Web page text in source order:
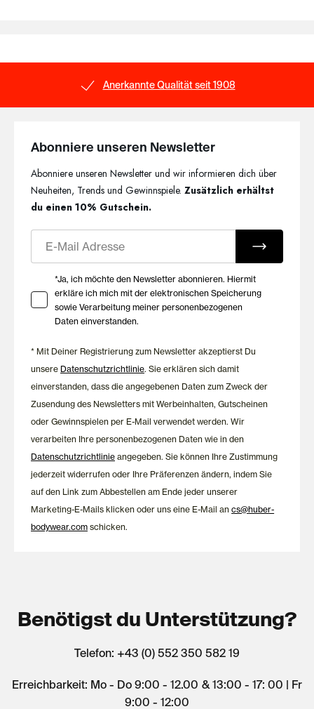
Anerkannte Qualität seit 1908
Abonniere unseren Newsletter
Abonniere unseren Newsletter und wir informieren dich über
Neuheiten, Trends und Gewinnspiele.Zusätzlich erhältst
du einen 10% Gutschein.
Ihre Zustimmung zu Marketing E-Mails
*Ja, ich möchte den Newsletter abonnieren. Hiermit
erkläre ich mich mit der elektronischen Speicherung
sowie Verarbeitung meiner personenbezogenen
Daten einverstanden.
* Mit Deiner Registrierung zum Newsletter akzeptierst Du
unsere Datenschutzrichtlinie. Sie erklären sich damit
einverstanden, dass die angegebenen Daten zum Zweck der
Zusendung des Newsletters mit Werbeinhalten, Gutscheinen
oder Gewinnspielen per E-Mail verwendet werden. Wir
verarbeiten Ihre personenbezogenen Daten wie in den
Datenschutzrichtlinie angegeben. Sie können Ihre Zustimmung
jederzeit widerrufen oder Ihre Präferenzen ändern, indem Sie
auf den Link zum Abbestellen am Ende jeder unserer
Marketing-E-Mails klicken oder uns eine E-Mail ancs@huber-
bodywear.com schicken.
Benötigst du Unterstützung?
Telefon: +43 (0) 552 350 582 19
Erreichbarkeit: Mo - Do 9:00 - 12.00 & 13:00 - 17: 00 | Fr
9:00 - 12:00